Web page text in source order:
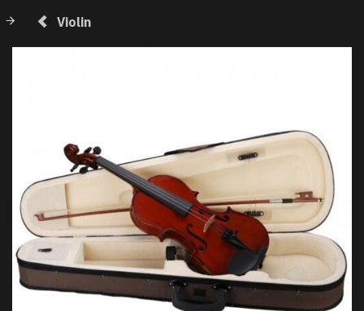
Violin